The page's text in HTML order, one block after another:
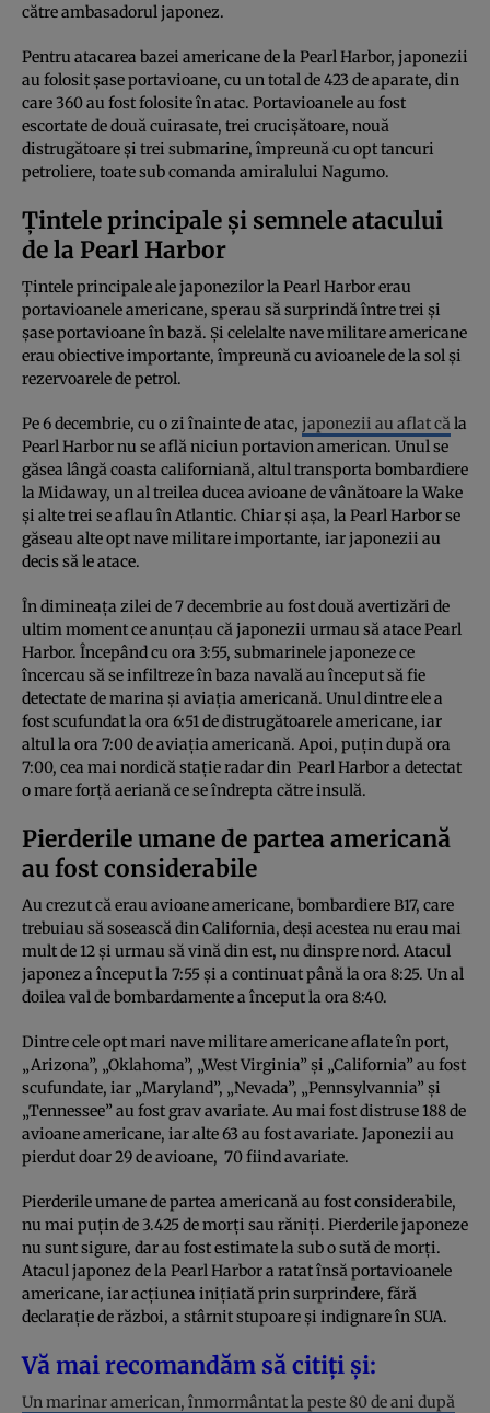
către ambasadorul japonez.
Pentru atacarea bazei americane de la Pearl Harbor, japonezii
au folosit șase portavioane, cu un total de 423 de aparate, din
care 360 au fost folosite în atac. Portavioanele au fost
escortate de două cuirasate, trei crucișătoare, nouă
distrugătoare și trei submarine, împreună cu opt tancuri
petroliere, toate sub comanda amiralului Nagumo.
Țintele principale și semnele atacului
de la Pearl Harbor
Țintele principale ale japonezilor la Pearl Harbor erau
portavioanele americane, sperau să surprindă între trei și
șase portavioane în bază. Și celelalte nave militare americane
erau obiective importante, împreună cu avioanele de la sol și
rezervoarele de petrol.
Pe 6 decembrie, cu o zi înainte de atac, japonezii au aflat căla
Pearl Harbor nu se află niciun portavion american. Unul se
găsea lângă coasta californiană, altul transporta bombardiere
la Midaway, un al treilea ducea avioane de vânătoare la Wake
și alte trei se aflau în Atlantic. Chiar și așa, la Pearl Harbor se
găseau alte opt nave militare importante, iar japonezii au
decis să le atace.
În dimineața zilei de 7 decembrie au fost două avertizări de
ultim moment ce anunțau că japonezii urmau să atace Pearl
Harbor. Începând cu ora 3:55, submarinele japoneze ce
încercau să se infiltreze în baza navală au început să fie
detectate de marina și aviația americană. Unul dintre ele a
fost scufundat la ora 6:51 de distrugătoarele americane, iar
altul la ora 7:00 de aviația americană. Apoi, puțin după ora
7:00, cea mai nordică stație radar din Pearl Harbor a detectat
o mare forță aeriană ce se îndrepta către insulă.
Pierderile umane de partea americană
au fost considerabile
Au crezut că erau avioane americane, bombardiere B17, care
trebuiau să sosească din California, deși acestea nu erau mai
mult de 12 și urmau să vină din est, nu dinspre nord. Atacul
japonez a început la 7:55 și a continuat până la ora 8:25. Un al
doilea val de bombardamente a început la ora 8:40.
Dintre cele opt mari nave militare americane aflate în port,
„Arizona”, „Oklahoma”, „West Virginia” și „California” au fost
scufundate, iar „Maryland”, „Nevada”, „Pennsylvannia” și
„Tennessee” au fost grav avariate. Au mai fost distruse 188 de
avioane americane, iar alte 63 au fost avariate. Japonezii au
pierdut doar 29 de avioane, 70 fiind avariate.
Pierderile umane de partea americană au fost considerabile,
nu mai puțin de 3.425 de morți sau răniți. Pierderile japoneze
nu sunt sigure, dar au fost estimate la sub o sută de morți.
Atacul japonez de la Pearl Harbor a ratat însă portavioanele
americane, iar acțiunea inițiată prin surprindere, fără
declarație de război, a stârnit stupoare și indignare în SUA.
Vă mai recomandăm să citiți și:
Un marinar american, înmormântat la peste 80 de ani după